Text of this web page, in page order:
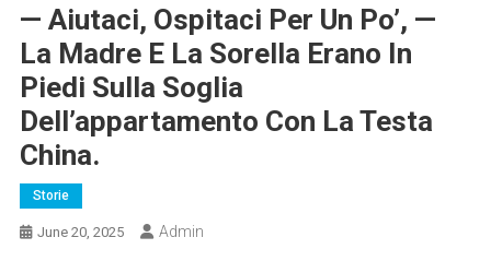
— Aiutaci, Ospitaci Per Un Po’, —
La Madre E La Sorella Erano In
Piedi Sulla Soglia
Dell’appartamento Con La Testa
China.
Storie
June 20, 2025 Admin